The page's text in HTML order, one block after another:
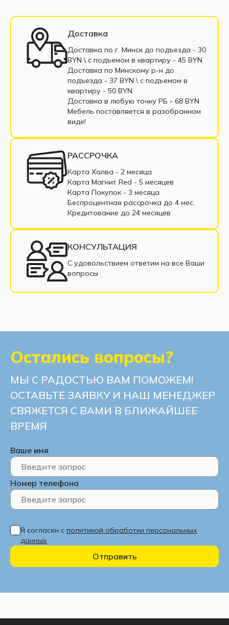
Диваны 200 см
Трёхместные диван
Односпальные диваны
Софа
Диваны с пенополиуретаном
Диваны пантограф
Диваны с пружинным блоком
Маленькие диваны
Большие диваны
Диваны с подлокотниками
Диваны из ткани
Диваны в рассрочку
Недорогие диваны
Прямые диваны
Раскладные диваны
Диваны из рогожки
Диваны из велюра
Современные диваны
Диваны с нишей для белья
Доставка
Доставка по г. Минск до подъезда - 30
BYN \ c подъемом в квартиру - 45 BYN
Доставка по Минскому р-н до
подъезда - 37 BYN \ c подъемом в
квартиру - 50 BYN
Доставка в любую точку РБ - 68 BYN
Мебель поставляется в разобранном
виде!
РАССРОЧКА
Карта Халва - 2 месяца
Карта Магнит Red - 5 месяцев
Карта Покупок - 3 месяца
Беспроцентная рассрочка до 4 мес.
Кредитование до 24 месяцев
КОНСУЛЬТАЦИЯ
С удовольствием ответим на все Ваши
вопросы
Остались вопросы?
МЫ С РАДОСТЬЮ ВАМ ПОМОЖЕМ!
ОСТАВЬТЕ ЗАЯВКУ И НАШ МЕНЕДЖЕР
СВЯЖЕТСЯ С ВАМИ В БЛИЖАЙШЕЕ
ВРЕМЯ
Ваше имя
Номер телефона
Я согласен с политикой обработки персональных
данных
Отправить